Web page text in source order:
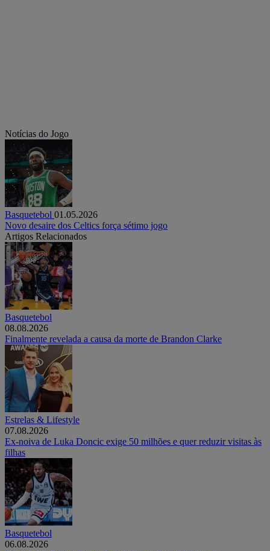
Notícias do Jogo
Basquetebol 01.05.2026
Novo desaire dos Celtics força sétimo jogo
Artigos Relacionados
Basquetebol
08.08.2026
Finalmente revelada a causa da morte de Brandon Clarke
Estrelas & Lifestyle
07.08.2026
Ex-noiva de Luka Doncic exige 50 milhões e quer reduzir visitas às
filhas
Basquetebol
06.08.2026